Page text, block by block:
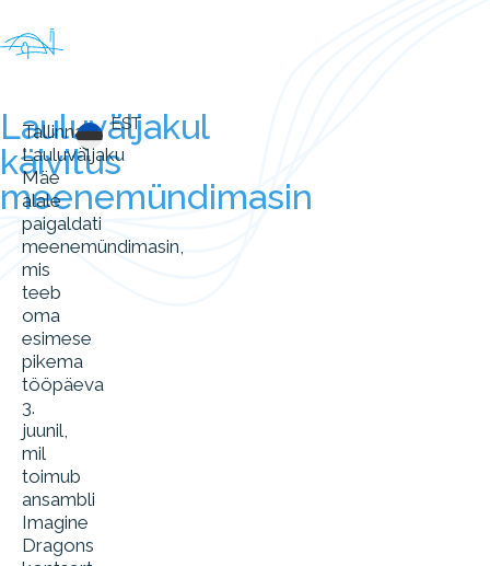
EST
Lauluväljakul
käivitus
meenemündimasin
Tallinna
Lauluväljaku
Mäe
alale
paigaldati
meenemündimasin,
mis
teeb
oma
esimese
pikema
tööpäeva
3.
juunil,
mil
toimub
ansambli
Imagine
Dragons